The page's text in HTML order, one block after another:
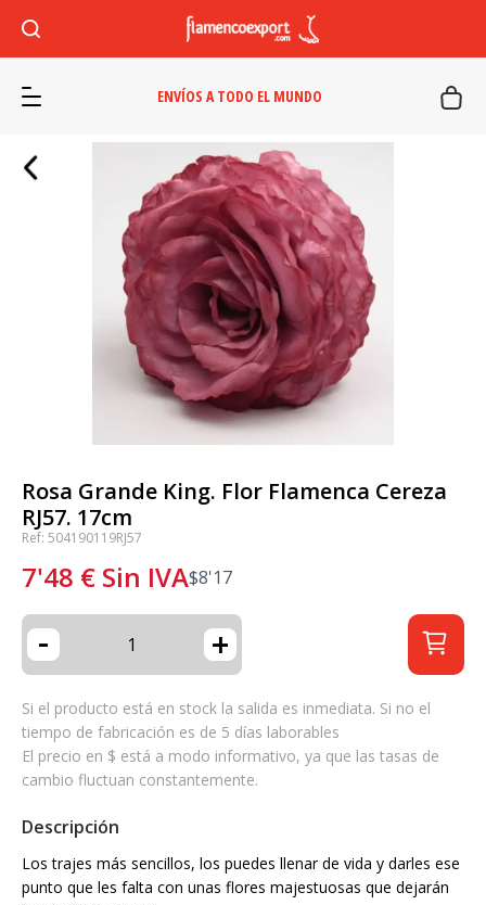
ENVÍOS A TODO EL MUNDO
Rosa Grande King. Flor Flamenca Cereza
RJ57. 17cm
Ref: 504190119RJ57
7'48 € Sin IVA$8'17
- +
Si el producto está en stock la salida es inmediata. Si no el
tiempo de fabricación es de 5 días laborables
El precio en $ está a modo informativo, ya que las tasas de
cambio fluctuan constantemente.
Descripción
Los trajes más sencillos, los puedes llenar de vida y darles ese
punto que les falta con unas flores majestuosas que dejarán